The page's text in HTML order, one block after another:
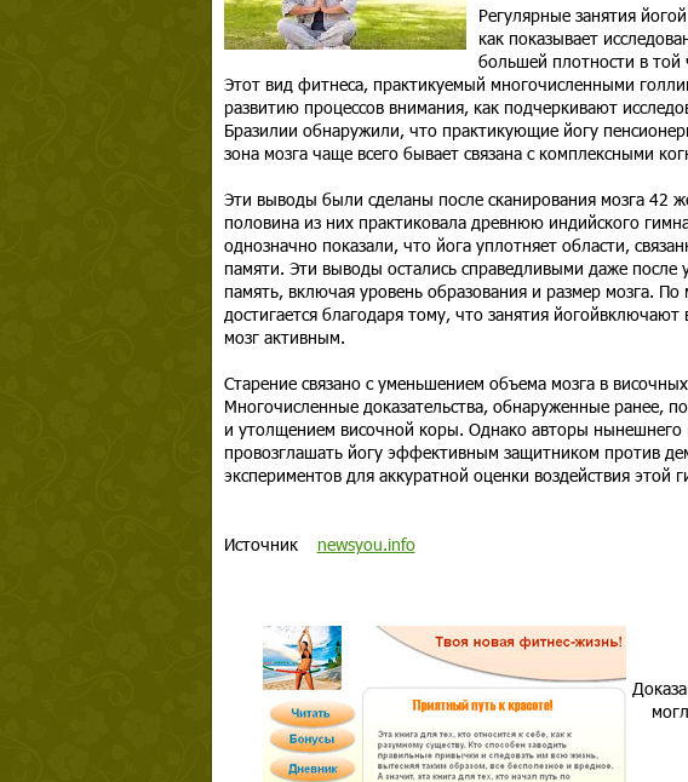
Регулярные занятия
как показывает
большей плотности в той
Этот вид фитнеса, практикуемый многочисленными
развитию процессов внимания, как подчеркивают
Бразилии обнаружили, что практикующие йогу
зона мозга чаще всего бывает связана с комплексными
Эти выводы были сделаны после сканирования мозга
половина из них практиковала древнюю индийского
однозначно показали, что йога уплотняет области,
памяти. Эти выводы остались справедливыми даже после
память, включая уровень образования и размер мозга.
достигается благодаря тому, что занятия
мозг активным.
Старение связано с уменьшением объема мозга в
Многочисленные доказательства, обнаруженные ранее,
и утолщением височной коры. Однако авторы нынешнего
провозглашать йогу эффективным защитником против
экспериментов для аккуратной оценки воздействия этой
Источник newsyou.info